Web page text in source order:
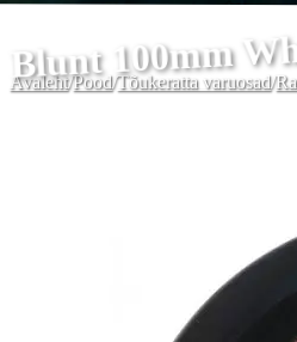
Blunt 100mm
Avaleht/Pood/Tõukeratta varuosad/